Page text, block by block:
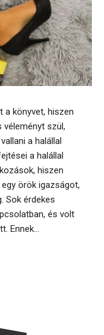
a könyvet, hiszen
szül,
a halállal
a halállal
hiszen
örök igazságot,
Sok érdekes
és volt
Ennek...